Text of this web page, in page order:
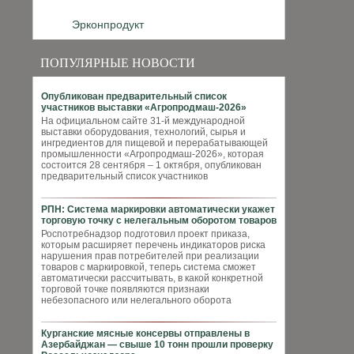
Эрконпродукт
ПОПУЛЯРНЫЕ НОВОСТИ
Опубликован предварительный список
участников выставки «Агропродмаш-2026»
На официальном сайте 31-й международной
выставки оборудования, технологий, сырья и
ингредиентов для пищевой и перерабатывающей
промышленности «Агропродмаш-2026», которая
состоится 28 сентября – 1 октября, опубликован
предварительный список участников
РПН: Система маркировки автоматически укажет
торговую точку с нелегальным оборотом товаров
Роспотребнадзор подготовил проект приказа,
которым расширяет перечень индикаторов риска
нарушения прав потребителей при реализации
товаров с маркировкой, теперь система сможет
автоматически рассчитывать, в какой конкретной
торговой точке появляются признаки
небезопасного или нелегального оборота
Курганские мясные консервы отправлены в
Азербайджан — свыше 10 тонн прошли проверку